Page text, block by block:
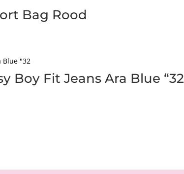
Bag Rood
Boy Fit Jeans Ara Blue “32